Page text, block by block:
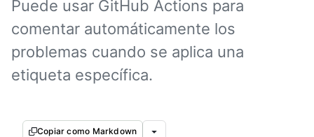
Puede usar GitHub Actions para
comentar automáticamente los
problemas cuando se aplica una
etiqueta específica.
Copiar como Markdown